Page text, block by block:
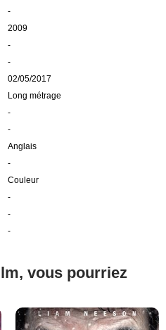
-
2009
-
-
02/05/2017
Long métrage
-
-
Anglais
-
Couleur
-
-
-
vous pourriez